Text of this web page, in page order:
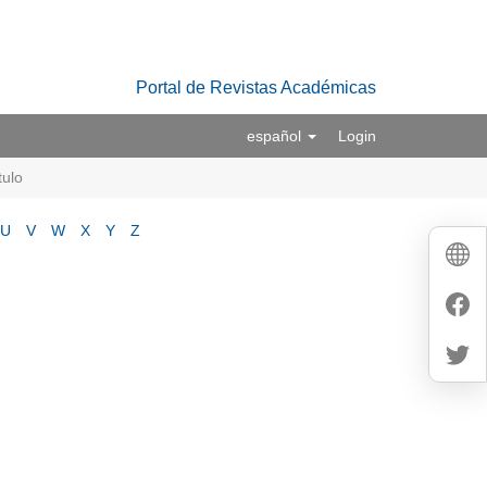
Portal de Revistas Académicas
español Login
U V W X Y Z